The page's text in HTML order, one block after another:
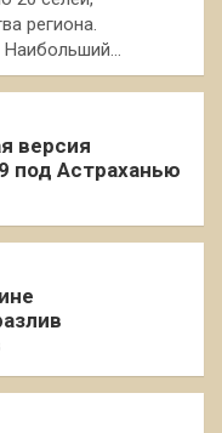
региона.
Наибольший…
версия
под Астраханью